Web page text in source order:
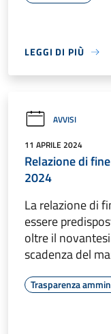
LEGGI DI PIÙ
AVVISI
11 APRILE 2024
Relazione di
2024
La relazione di
essere
oltre il
scadenza del
Trasparenza